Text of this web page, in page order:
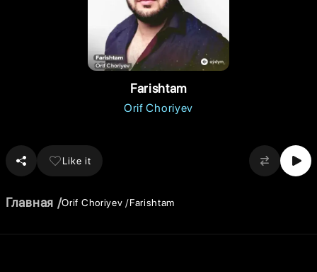
Farishtam
Orif Choriyev
Like it
Главная Orif Choriyev Farishtam